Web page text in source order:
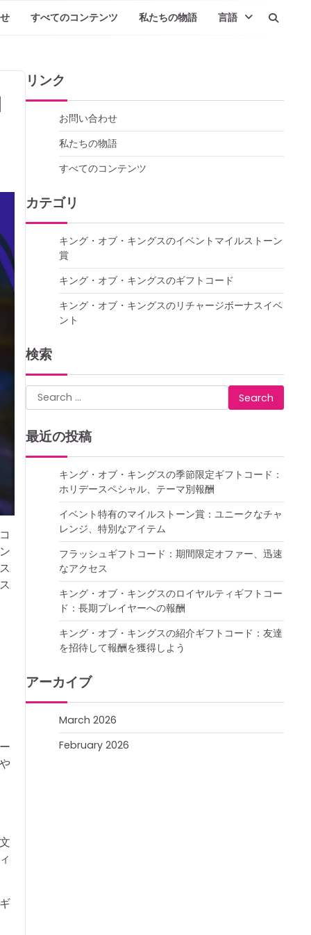
すべてのコンテンツ 私たちの物語 言語
リンク
お問い合わせ
私たちの物語
すべてのコンテンツ
カテゴリ
キング・オブ・キングスのイベントマイルストーン
賞
キング・オブ・キングスのギフトコード
キング・オブ・キングスのリチャージボーナスイベ
ント
検索
Search
for:
最近の投稿
キング・オブ・キングスの季節限定ギフトコード：
ホリデースペシャル、テーマ別報酬
イベント特有のマイルストーン賞：ユニークなチャ
レンジ、特別なアイテム
フラッシュギフトコード：期間限定オファー、迅速
なアクセス
キング・オブ・キングスのロイヤルティギフトコー
ド：長期プレイヤーへの報酬
キング・オブ・キングスの紹介ギフトコード：友達
を招待して報酬を獲得しよう
アーカイブ
March 2026
February 2026